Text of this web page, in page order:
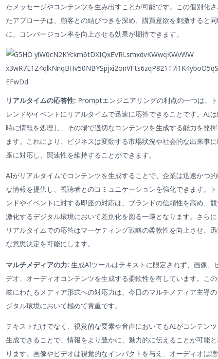
たメッセージやコンテンツを生み出すことが可能です。この個別化
たアプローチは、顧客との結びつきを深め、購買意欲を刺激すると
に、コンバージョン率を向上させる効果が期待できます。
リアルタイムの応答性: Promptエンジニアリングの利点の一つは、ト
レンドやイベントにリアルタイムで迅速に応答できることです。AI
時に情報を処理し、その場で適切なコンテンツを生成する能力を発
ます。これにより、ビジネスは変動する市場状況や社会的な出来事
座に対応し、関連性を維持することができます。
AIがリアルタイムでコンテンツを生成することで、企業は迅速かつ
な情報を提供し、視聴者とのコミュニケーションを強化できます。
ンドやイベントに対する即座の対応は、ブランドの信頼性を高め、
激化するデジタル環境において差別化を図る一環となります。さら
リアルタイムでの応答はマーケティング戦略の柔軟性を向上させ、
な意思決定を可能にします。
マルチメディアの力: 生成AIツールはテキストに限定されず、画像、
デオ、オーディオコンテンツを生成する柔軟性を有しています。こ
岐にわたるメディア形式への対応力は、今日のマルチメディア主導
ジタル環境において極めて貴重です。
テキストだけでなく、視覚的な要素や音声においてもAIがコンテン
生成できることで、情報をより豊かに、魅力的に伝えることが可能
ります。画像やビデオは視覚的なインパクトを与え、オーディオは